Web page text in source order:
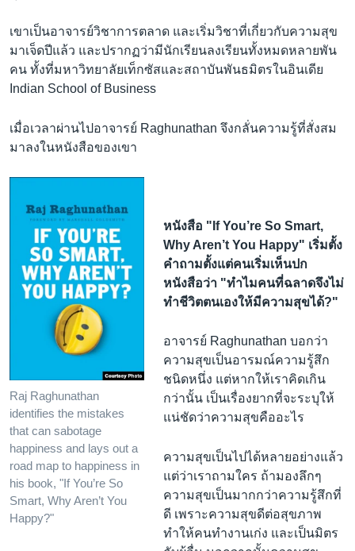
เขาเป็นอาจารย์วิชาการตลาด และเริ่มวิชาที่เกี่ยวกับความสุข
มาเจ็ดปีแล้ว และปรากฏว่ามีนักเรียนลงเรียนทั้งหมดหลายพัน
คน ทั้งที่มหาวิทยาลัยเท็กซัสและสถาบันพันธมิตรในอินเดีย
Indian School of Business
เมื่อเวลาผ่านไปอาจารย์ Raghunathan จึงกลั่นความรู้ที่สั่งสม
มาลงในหนังสือของเขา
Raj Raghunathan
identifies the mistakes
that can sabotage
happiness and lays out a
road map to happiness in
his book, "If You’re So
Smart, Why Aren’t You
Happy?"
หนังสือ "If You’re So Smart,
Why Aren’t You Happy" เริ่มตั้ง
คำถามตั้งแต่คนเริ่มเห็นปก
หนังสือว่า "ทำไมคนที่ฉลาดจึงไม่
ทำชีวิตตนเองให้มีความสุขได้?"
อาจารย์ Raghunathan บอกว่า
ความสุขเป็นอารมณ์ความรู้สึก
ชนิดหนึ่ง แต่หากให้เราคิดเกิน
กว่านั้น เป็นเรื่องยากที่จะระบุให้
แน่ชัดว่าความสุขคืออะไร
ความสุขเป็นไปได้หลายอย่างแล้ว
แต่ว่าเราถามใคร ถ้ามองลึกๆ
ความสุขเป็นมากกว่าความรู้สึกที่
ดี เพราะความสุขดีต่อสุขภาพ
ทำให้คนทำงานเก่ง และเป็นมิตร